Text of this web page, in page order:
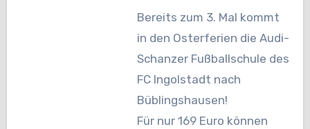
Bereits zum 3. Mal kommt
in den Osterferien die Audi-
Schanzer Fußballschule des
FC Ingolstadt nach
Büblingshausen!
Für nur 169 Euro können